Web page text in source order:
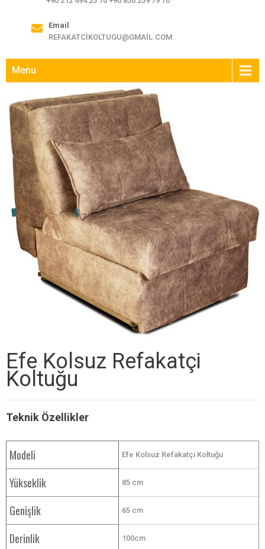
Email
REFAKATCIKOLTUGU@GMAIL.COM
Menu
Efe Kolsuz Refakatçi
Koltuğu
Teknik Özellikler
Modeli Efe Kolsuz Refakatçi Koltuğu
Yükseklik 85 cm
Genişlik 65 cm
Derinlik 100cm